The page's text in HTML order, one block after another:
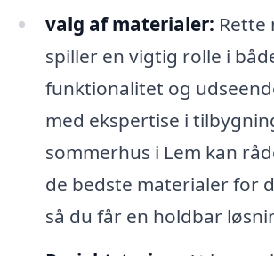
valg af materialer: Rette
spiller en vigtig rolle i
funktionalitet og
med ekspertise i
sommerhus i Lem kan
de bedste materialer for
så du får en holdbar